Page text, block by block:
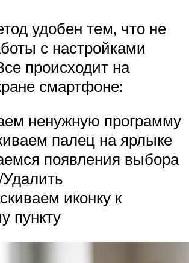
удобен тем, что не
с настройками
происходит на
смартфоне:
ненужную программу
палец на ярлыке
появления выбора
иконку к
пункту